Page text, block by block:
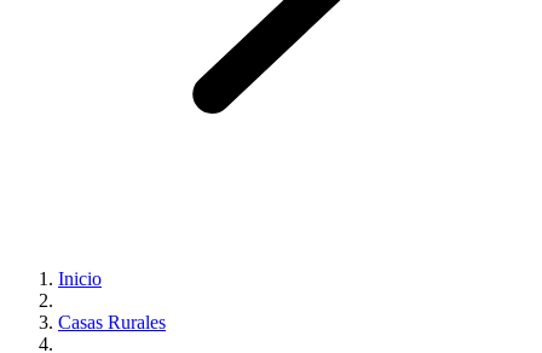
Inicio
Casas Rurales